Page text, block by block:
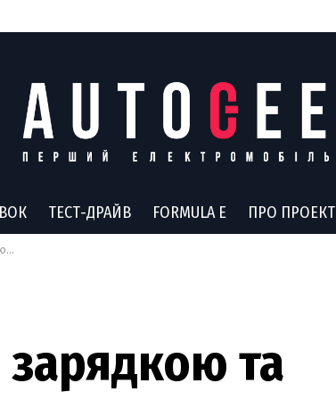
ТЕСТ-ДРАЙВ FORMULA E ПРО ПРОЕКТ
та